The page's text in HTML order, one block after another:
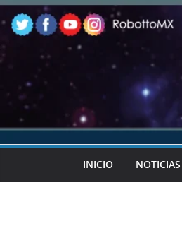
Skip
to
content
INICIO NOTICIAS